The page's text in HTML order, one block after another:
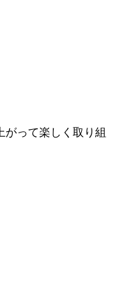
がって楽しく取り組